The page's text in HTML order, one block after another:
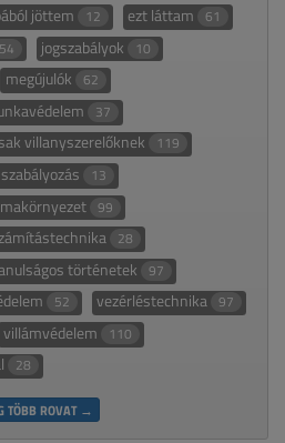
jöttem 12 ezt láttam 61
54 jogszabályok 10
megújulók 62
37
villanyszerelőknek 119
szabályozás 13
99
28
történetek 97
52 vezérléstechnika 97
villámvédelem 110
28
TÖBB ROVAT →